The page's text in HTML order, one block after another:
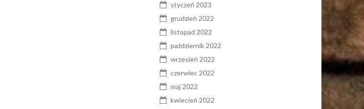
styczeń 2023
grudzień 2022
listopad 2022
październik 2022
wrzesień 2022
czerwiec 2022
maj 2022
kwiecień 2022